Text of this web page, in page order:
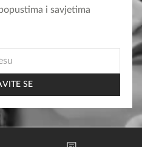
i savjetima
SE